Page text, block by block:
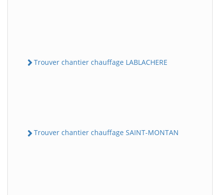
Trouver chantier chauffage LABLACHERE
Trouver chantier chauffage SAINT-MONTAN